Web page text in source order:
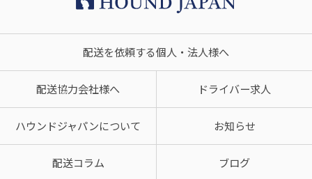
配送を依頼する個人・法人様へ
配送協力会社様へ ドライバー求人
ハウンドジャパンについて お知らせ
配送コラム ブログ